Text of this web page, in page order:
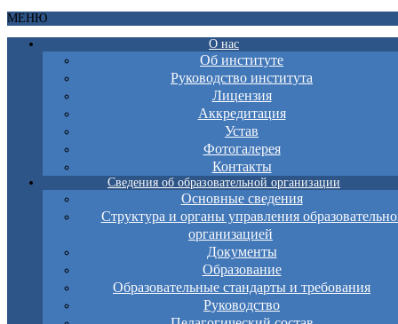
МЕНЮ
О нас
Об институте
Руководство института
Лицензия
Аккредитация
Устав
Фотогалерея
Контакты
Сведения об образовательной организации
Основные сведения
Структура и органы управления
организацией
Документы
Образование
Образовательные стандарты и требования
Руководство